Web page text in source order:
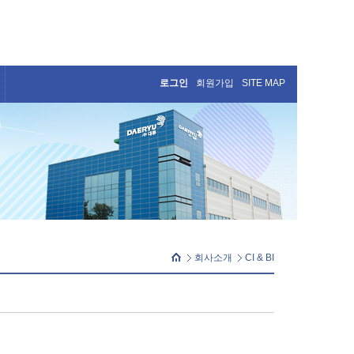
로그인 회원가입 SITE MAP
회사소개 CI & BI